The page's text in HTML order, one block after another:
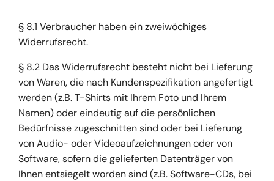
§ 8.1 Verbraucher haben ein zweiwöchiges
Widerrufsrecht.
§ 8.2 Das Widerrufsrecht besteht nicht bei Lieferung
von Waren, die nach Kundenspezifikation angefertigt
werden (z.B. T-Shirts mit Ihrem Foto und Ihrem
Namen) oder eindeutig auf die persönlichen
Bedürfnisse zugeschnitten sind oder bei Lieferung
von Audio- oder Videoaufzeichnungen oder von
Software, sofern die gelieferten Datenträger von
Ihnen entsiegelt worden sind (z.B. Software-CDs, bei